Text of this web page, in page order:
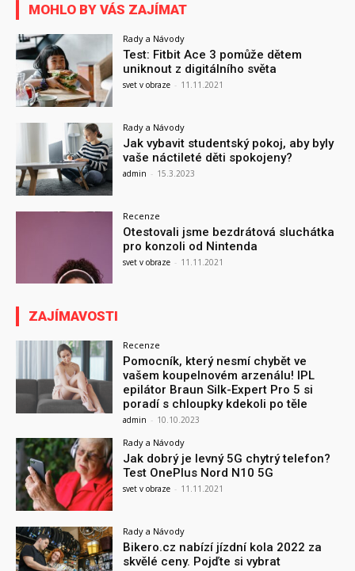
MOHLO BY VÁS ZAJÍMAT
Rady a Návody
Test: Fitbit Ace 3 pomůže dětem
uniknout z digitálního světa
svet v obraze - 11.11.2021
Rady a Návody
Jak vybavit studentský pokoj, aby byly
vaše náctileté děti spokojeny?
admin - 15.3.2023
Recenze
Otestovali jsme bezdrátová sluchátka
pro konzoli od Nintenda
svet v obraze - 11.11.2021
ZAJÍMAVOSTI
Recenze
Pomocník, který nesmí chybět ve
vašem koupelnovém arzenálu! IPL
epilátor Braun Silk-Expert Pro 5 si
poradí s chloupky kdekoli po těle
admin - 10.10.2023
Rady a Návody
Jak dobrý je levný 5G chytrý telefon?
Test OnePlus Nord N10 5G
svet v obraze - 11.11.2021
Rady a Návody
Bikero.cz nabízí jízdní kola 2022 za
skvělé ceny. Pojďte si vybrat